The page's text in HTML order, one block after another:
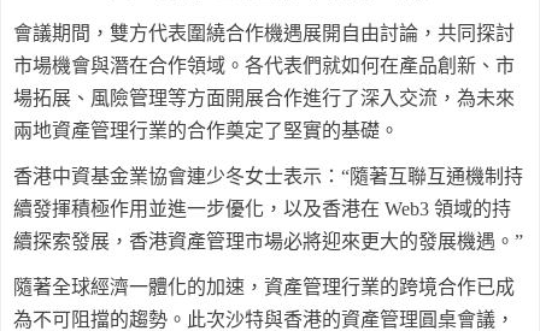
會議期間，雙方代表圍繞合作機遇展開自由討論，共同探討
市場機會與潛在合作領域。各代表們就如何在產品創新、市
場拓展、風險管理等方面開展合作進行了深入交流，為未來
兩地資產管理行業的合作奠定了堅實的基礎。
香港中資基金業協會連少冬女士表示：“隨著互聯互通機制持
續發揮積極作用並進一步優化，以及香港在 Web3 領域的持
續探索發展，香港資產管理市場必將迎來更大的發展機遇。”
隨著全球經濟一體化的加速，資產管理行業的跨境合作已成
為不可阻擋的趨勢。此次沙特與香港的資產管理圓桌會議，